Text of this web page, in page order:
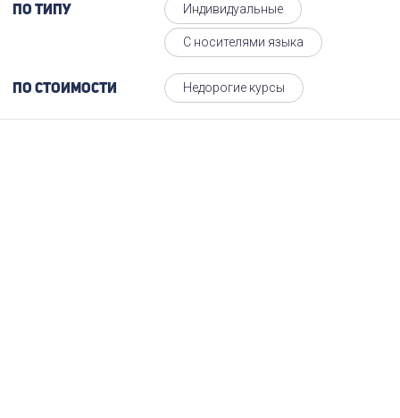
По типу Индивидуальные
С носителями языка
По стоимости Недорогие курсы